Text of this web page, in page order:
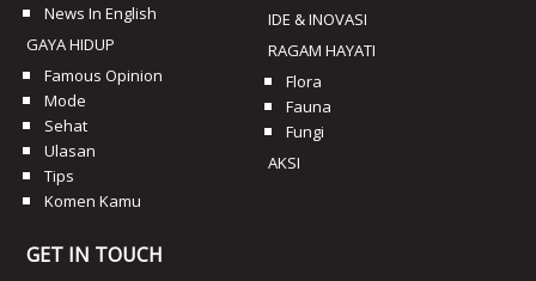
News In English
GAYA HIDUP
Famous Opinion
Mode
Sehat
Ulasan
Tips
Komen Kamu
IDE & INOVASI
RAGAM HAYATI
Flora
Fauna
Fungi
AKSI
GET IN TOUCH